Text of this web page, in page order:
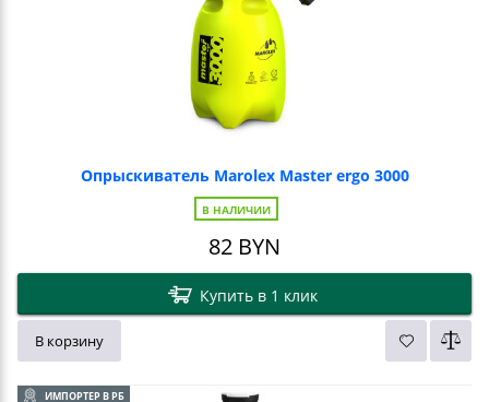
Опрыскиватель Marolex Master ergo 3000
В НАЛИЧИИ
82 BYN
Купить в 1 клик
В корзину
ИМПОРТЕР В РБ